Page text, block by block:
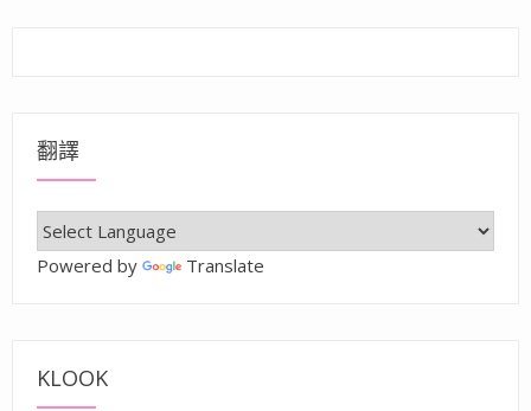
翻譯
Powered by Translate
KLOOK